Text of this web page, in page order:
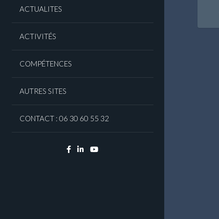
ACTUALITES
ACTIVITÉS
COMPÉTENCES
AUTRES SITES
CONTACT : 06 30 60 55 32
Facebook
LinkedinYouTube